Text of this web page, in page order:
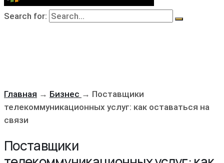
Search for:
Главная → Бизнес → Поставщики
телекоммуникационных услуг: как оставаться на
связи
Поставщики